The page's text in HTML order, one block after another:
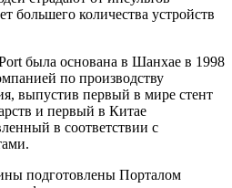
большего количества устройств
была основана в Шанхае в 1998
по производству
выпустив первый в мире стент
и первый в Китае
в соответствии с
подготовлены Порталом